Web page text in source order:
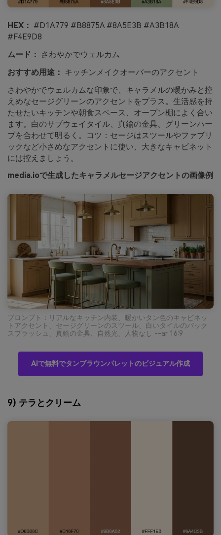
HEX： #D1A779 #B8875A #8A5E3B #A3B18A
#F4E9D8
ムード：
さわやかでウェルカム
おすすめ用途： キッチンメイクオーバーのアクセント
さわやかでウェルカムな印象で、キャラメルの暖かみと控
えめなセージグリーンのアクセントをプラス。生活感を持
たせたいキッチンや朝食スペース、オープン棚によく合い
ます。白のサブウェイタイル、真鍮の金具、グリーンハー
ブを合わせて明るく。コツ：セージはスツールやファブリ
ックなど小さめなアクセントに使い、大きなキャビネット
には控えましょう。
media.ioで生成したキャラメルセージアクセントの画像例
プロンプト：リアルなキッチン内装、暖かいタン色のキャビネッ
トアクセント、セージグリーンのスツール、白いタイルのバック
スプラッシュ、真鍮の金具、自然光、人物なし --ar 16:9
AIで無料でタンブラウンパレットのビジュアル作成
9) テラとクリーム